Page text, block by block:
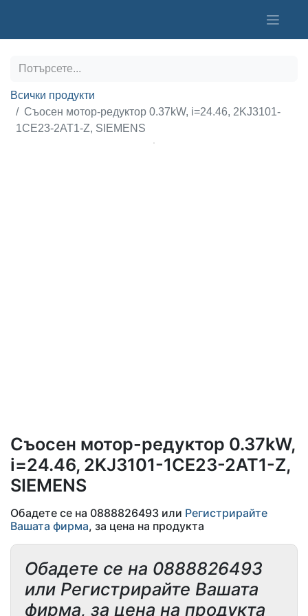
Всички продукти
Съосен мотор-редуктор 0.37kW, i=24.46, 2KJ3101-
1CE23-2AT1-Z, SIEMENS
Съосен мотор-редуктор 0.37kW,
i=24.46, 2KJ3101-1CE23-2AT1-Z,
SIEMENS
Обадете се на 0888826493 или Регистрирайте
Вашата фирма, за цена на продукта
Обадете се на 0888826493
или Регистрирайте Вашата
фирма, за цена на продукта